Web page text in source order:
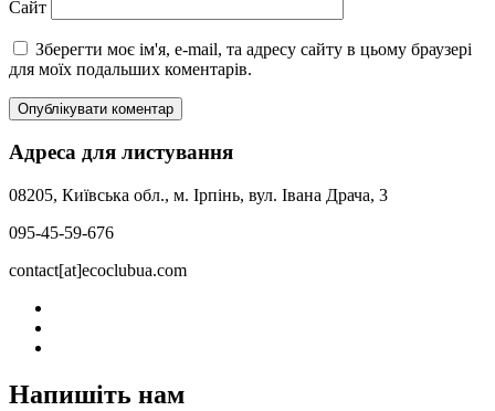
Сайт
Зберегти моє ім'я, e-mail, та адресу сайту в цьому браузері
для моїх подальших коментарів.
Адреса для листування
08205, Київська обл., м. Ірпінь, вул. Івана Драча, 3
095-45-59-676
contact[at]ecoclubua.com
Напишіть нам